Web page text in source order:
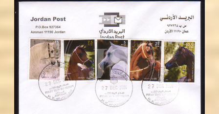
JS
JORDANSTAMPS.COM
EST. 2007